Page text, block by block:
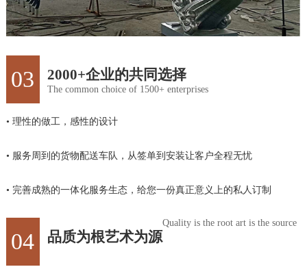
03 2000+企业的共同选择
The common choice of 1500+ enterprises
• 理性的做工，感性的设计
• 服务周到的货物配送车队，从签单到安装让客户全程无忧
• 完善成熟的一体化服务生态，给您一份真正意义上的私人订制
04 品质为根艺术为源
Quality is the root art is the source